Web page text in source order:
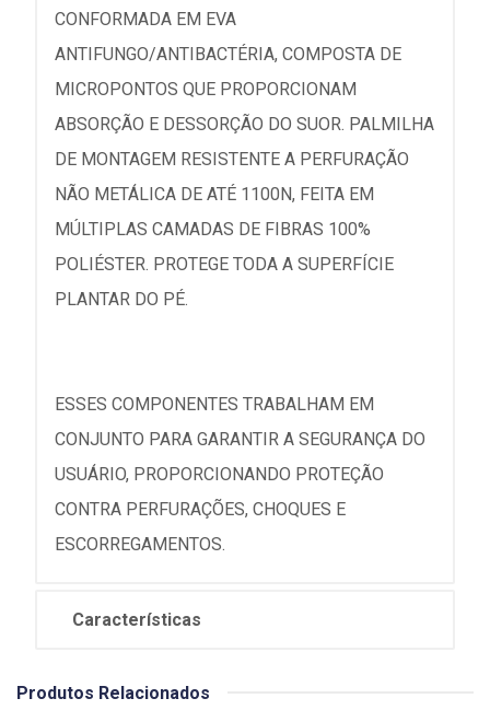
CONFORMADA EM EVA
ANTIFUNGO/ANTIBACTÉRIA, COMPOSTA DE
MICROPONTOS QUE PROPORCIONAM
ABSORÇÃO E DESSORÇÃO DO SUOR. PALMILHA
DE MONTAGEM RESISTENTE A PERFURAÇÃO
NÃO METÁLICA DE ATÉ 1100N, FEITA EM
MÚLTIPLAS CAMADAS DE FIBRAS 100%
POLIÉSTER. PROTEGE TODA A SUPERFÍCIE
PLANTAR DO PÉ.
ESSES COMPONENTES TRABALHAM EM
CONJUNTO PARA GARANTIR A SEGURANÇA DO
USUÁRIO, PROPORCIONANDO PROTEÇÃO
CONTRA PERFURAÇÕES, CHOQUES E
ESCORREGAMENTOS.
Características
Produtos Relacionados